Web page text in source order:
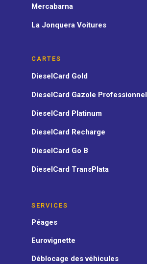
Mercabarna
La Jonquera Voitures
CARTES
DieselCard Gold
DieselCard Gazole Professionnel
DieselCard Platinum
DieselCard Recharge
DieselCard Go B
DieselCard TransPlata
SERVICES
Péages
Eurovignette
Déblocage des véhicules